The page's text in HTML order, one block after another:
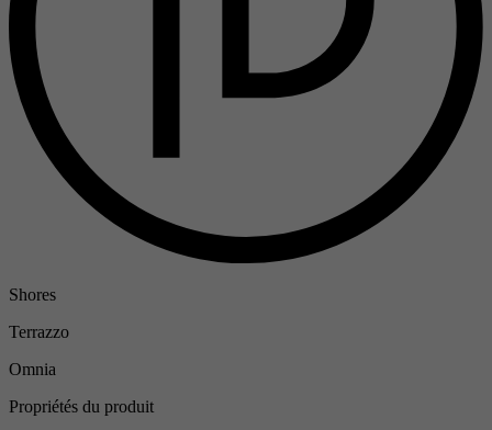
Shores
Terrazzo
Omnia
Propriétés du produit